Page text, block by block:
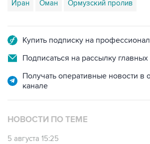
Иран Оман Ормузский пролив
Купить подписку на
Подписаться на рассылку главных
Получать оперативные новости в
канале
НОВОСТИ ПО ТЕМЕ
5 августа 15:25